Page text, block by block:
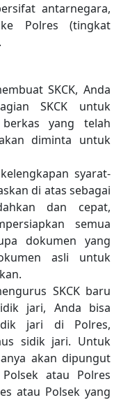
antarnegara,
Polres (tingkat
SKCK, Anda
SKCK untuk
berkas yang telah
diminta untuk
syarat-
di atas sebagai
dan cepat,
semua
dokumen yang
asli untuk
SKCK baru
jari, Anda bisa
jari di Polres,
sidik jari. Untuk
akan dipungut
atau Polres
atau Polsek yang